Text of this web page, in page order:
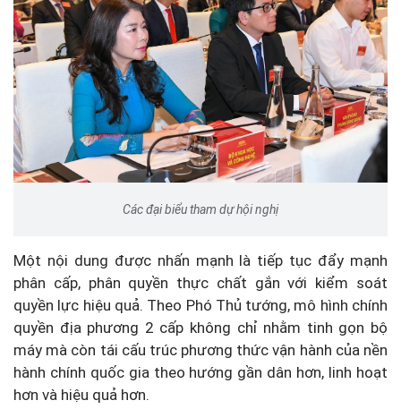
Các đại biểu tham dự hội nghị
Một nội dung được nhấn mạnh là tiếp tục đẩy mạnh
phân cấp, phân quyền thực chất gắn với kiểm soát
quyền lực hiệu quả. Theo Phó Thủ tướng, mô hình chính
quyền địa phương 2 cấp không chỉ nhằm tinh gọn bộ
máy mà còn tái cấu trúc phương thức vận hành của nền
hành chính quốc gia theo hướng gần dân hơn, linh hoạt
hơn và hiệu quả hơn.